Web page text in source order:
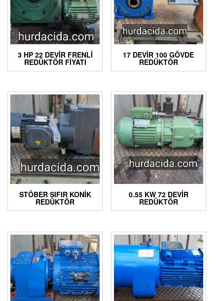
3 HP 22 DEVIR FRENLI
REDÜKTÖR FIYATI
17 DEVIR 100 GÖVDE
REDÜKTÖR
STÖBER SIFIR KONIK
REDÜKTÖR
0.55 KW 72 DEVIR
REDÜKTÖR